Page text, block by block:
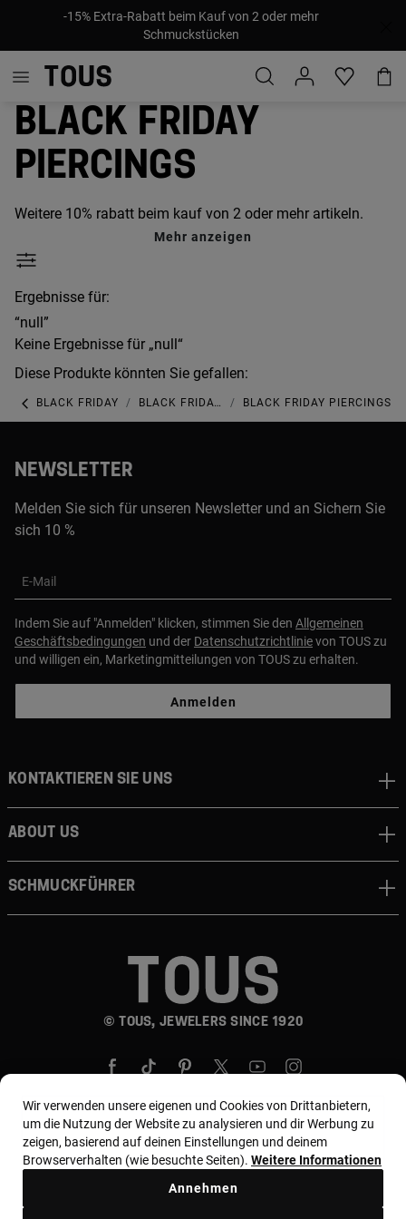
-15% Extra-Rabatt beim Kauf von 2 oder mehr
Schmuckstücken
Black Friday
Piercings
Weitere 10% rabatt beim kauf von 2 oder mehr artikeln.
Mehr anzeigen
Ergebnisse für:
“null”
Keine Ergebnisse für „null“
Diese Produkte könnten Sie gefallen:
BLACK FRIDAY BLACK FRIDAY SCHMUCK BLACK FRIDAY PIERCINGS
NEWSLETTER
Melden Sie sich für unseren Newsletter und an Sichern Sie
sich 10 %
E-Mail
Indem Sie auf "Anmelden" klicken, stimmen Sie den Allgemeinen
Geschäftsbedingungen und der Datenschutzrichtlinievon TOUS zu
und willigen ein, Marketingmitteilungen von TOUS zu erhalten.
Anmelden
© TOUS, JEWELERS SINCE 1920
Kontaktieren sie uns
About us
Schmuckführer
Land und Währung:Germany / Euro
Wir verwenden unsere eigenen und Cookies von Drittanbietern,
um die Nutzung der Website zu analysieren und dir Werbung zu
zeigen, basierend auf deinen Einstellungen und deinem
Browserverhalten (wie besuchte Seiten). Weitere Informationen
Annehmen